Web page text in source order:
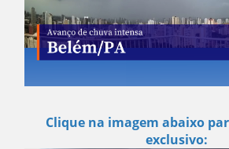
Clique na imagem abaixo
exclusivo: